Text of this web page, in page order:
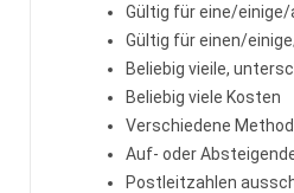
Gültig für eine/einige/
Gültig für einen/
Beliebig vieile,
Beliebig viele Kosten
Verschiedene
Auf- oder
Postleitzahlen